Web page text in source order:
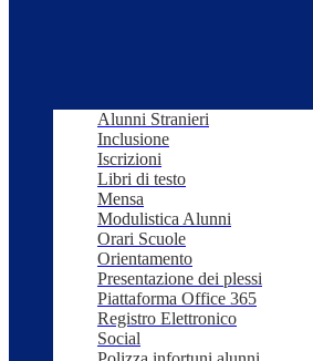
Alunni Stranieri
Inclusione
Iscrizioni
Libri di testo
Mensa
Modulistica Alunni
Orari Scuole
Orientamento
Presentazione dei plessi
Piattaforma Office 365
Registro Elettronico
Social